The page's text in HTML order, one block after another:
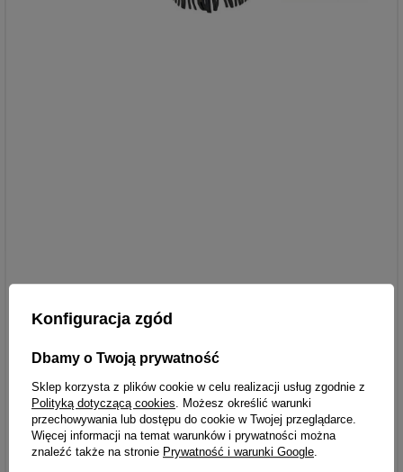
Konfiguracja zgód
Dbamy o Twoją prywatność
Sklep korzysta z plików cookie w celu realizacji usług zgodnie z
Polityką dotyczącą cookies . Możesz określić warunki
przechowywania lub dostępu do cookie w Twojej przeglądarce.
Więcej informacji na temat warunków i prywatności można
znaleźć także na stronie Prywatność i warunki Google